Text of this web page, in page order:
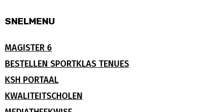
SNELMENU
MAGISTER 6
BESTELLEN SPORTKLAS TENUES
KSH PORTAAL
KWALITEITSCHOLEN